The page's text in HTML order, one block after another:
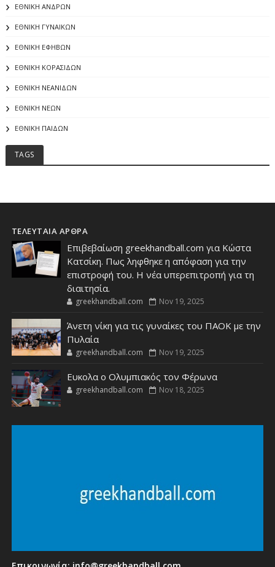
ΕΘΝΙΚΗ ΑΝΔΡΩΝ
ΕΘΝΙΚΗ ΓΥΝΑΙΚΩΝ
ΕΘΝΙΚΗ ΕΦΗΒΩΝ
ΕΘΝΙΚΗ ΚΟΡΑΣΙΔΩΝ
ΕΘΝΙΚΗ ΝΕΑΝΙΔΩΝ
ΕΘΝΙΚΗ ΝΕΩΝ
ΕΘΝΙΚΗ ΠΑΙΔΩΝ
TAGS
ΤΕΛΕΥΤΑΙΑ ΑΡΘΡΑ
Επιβεβαίωση greekhandball.com για Κώστα
Κατσίκη. Πως ληφθηκε η απόφαση για την
επιστροφή του. Η νέα υπερεπιτροπή για τη
διαιτησία.
greekhandball.com Nov 19, 2025
Άνετη νίκη για τις γυναίκες του ΠΑΟΚ με την
Πυλαία
greekhandball.com Nov 19, 2025
Ευκολα ο Ολυμπιακός τον Φέρωνα
greekhandball.com Nov 18, 2025